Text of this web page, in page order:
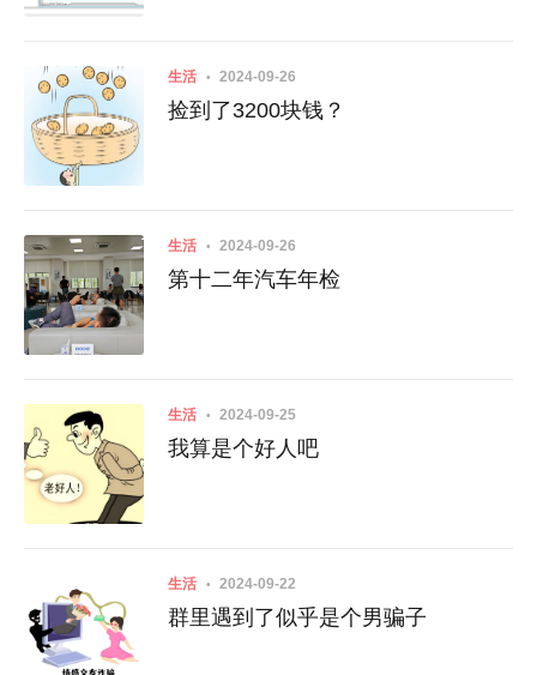
生活 2024-09-26
捡到了3200块钱？
生活 2024-09-26
第十二年汽车年检
生活 2024-09-25
我算是个好人吧
生活 2024-09-22
群里遇到了似乎是个男骗子